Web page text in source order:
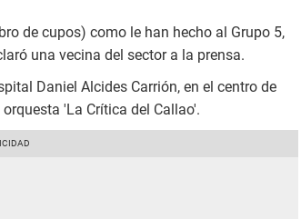
de cupos) como le han hecho al Grupo 5,
una vecina del sector a la prensa.
Daniel Alcides Carrión, en el centro de
'La Crítica del Callao'.